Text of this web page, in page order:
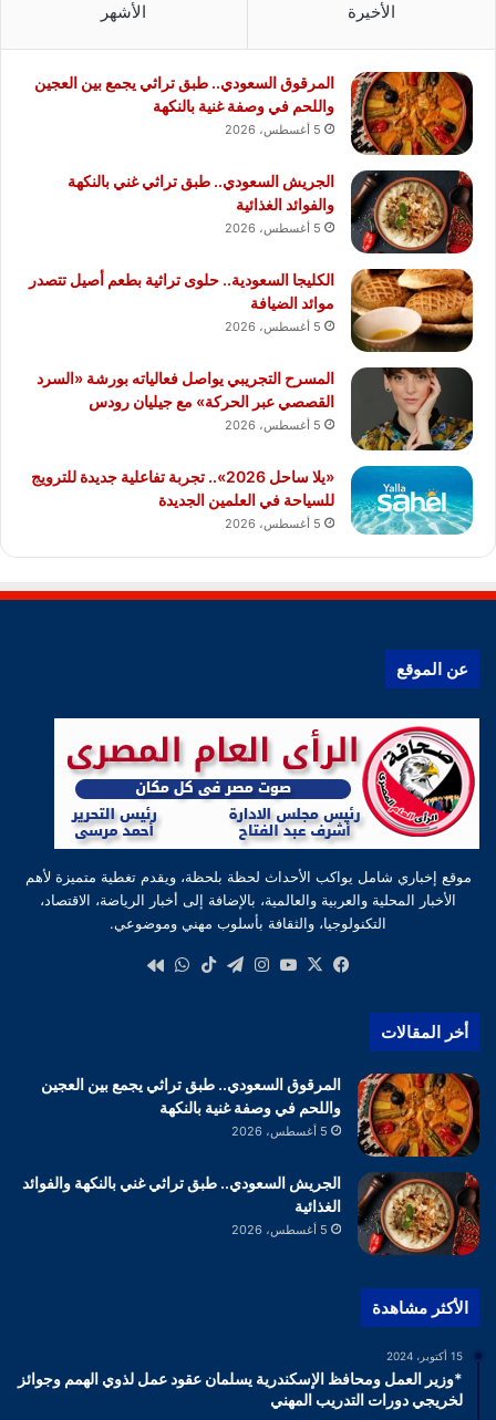
الأخيرة الأشهر
المرقوق السعودي.. طبق تراثي يجمع بين العجين
واللحم في وصفة غنية بالنكهة
5 أغسطس، 2026
الجريش السعودي.. طبق تراثي غني بالنكهة
والفوائد الغذائية
5 أغسطس، 2026
الكليجا السعودية.. حلوى تراثية بطعم أصيل تتصدر
موائد الضيافة
5 أغسطس، 2026
المسرح التجريبي يواصل فعالياته بورشة «السرد
القصصي عبر الحركة» مع جيليان رودس
5 أغسطس، 2026
«يلا ساحل 2026».. تجربة تفاعلية جديدة للترويج
للسياحة في العلمين الجديدة
5 أغسطس، 2026
عن الموقع
موقع إخباري شامل يواكب الأحداث لحظة بلحظة، ويقدم تغطية متميزة لأهم
الأخبار المحلية والعربية والعالمية، بالإضافة إلى أخبار الرياضة، الاقتصاد،
التكنولوجيا، والثقافة بأسلوب مهني وموضوعي.
فيسبوك
‫X
‫YouTube
انستقرام
تيلقرام‫TikTokواتساب
أخر المقالات
المرقوق السعودي.. طبق تراثي يجمع بين العجين
واللحم في وصفة غنية بالنكهة
5 أغسطس، 2026
الجريش السعودي.. طبق تراثي غني بالنكهة والفوائد
الغذائية
5 أغسطس، 2026
الأكثر مشاهدة
15 أكتوبر، 2024
*وزير العمل ومحافظ الإسكندرية يسلمان عقود عمل لذوي الهمم وجوائز
لخريجي دورات التدريب المهني